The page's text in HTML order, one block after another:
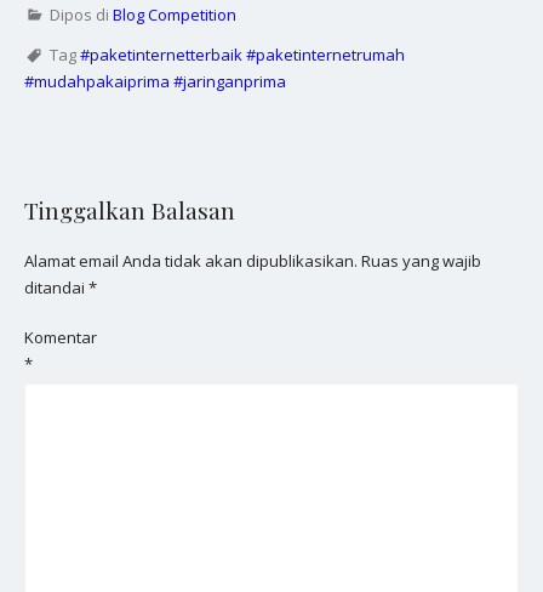
Dipos di Blog Competition
Tag#paketinternetterbaik #paketinternetrumah
#mudahpakaiprima #jaringanprima
Tinggalkan Balasan
Alamat email Anda tidak akan dipublikasikan. Ruas yang wajib
ditandai *
Komentar
*